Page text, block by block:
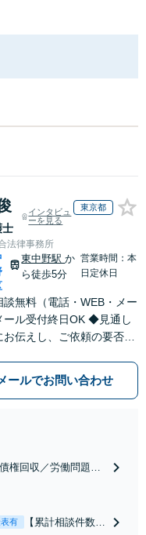
士
インタビュ
ーを見る
東京都
法律事務所
東中野駅か
ら徒歩5分
営業時間：本
日定休日
無料（電話・WEB・メー
ール受付終日OK ◆見通し
お伝えし、ご依頼の要否も
弁護士本人が一貫してスピ
に対応いたします。 ◆累計
ールでお問い合わせ
債権回収／労働問題／
ラブル・会社内のト
ルなど、事後の解決
有
【累計相談件数20